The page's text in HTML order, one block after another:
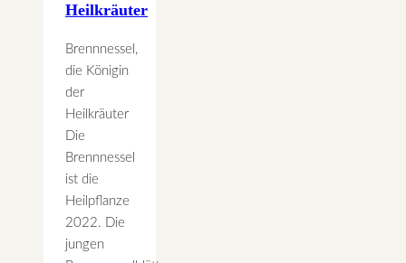
Heilkräuter
Brennnessel,
die Königin
der
Heilkräuter
Die
Brennnessel
ist die
Heilpflanze
2022. Die
jungen